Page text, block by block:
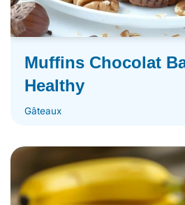
Muffins Chocolat
Healthy
Gâteaux